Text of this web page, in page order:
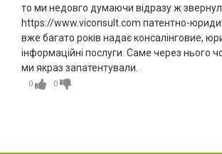
то ми недовго думаючи відразу ж
https://www.viconsult.com патентно-
вже багато років надає консалінговие,
інформаційні послуги. Саме через нього
ми якраз запатентували.
0 0